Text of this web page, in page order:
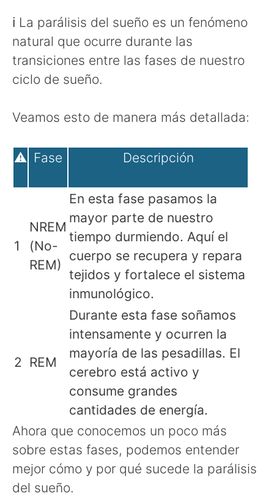
ℹ La parálisis del sueño es un fenómeno
natural que ocurre durante las
transiciones entre las fases de nuestro
ciclo de sueño.
Veamos esto de manera más detallada:
⚠ Fase Descripción
1
NREM
(No-
REM)
En esta fase pasamos la
mayor parte de nuestro
tiempo durmiendo. Aquí el
cuerpo se recupera y repara
tejidos y fortalece el sistema
inmunológico.
2 REM
Durante esta fase soñamos
intensamente y ocurren la
mayoría de las pesadillas. El
cerebro está activo y
consume grandes
cantidades de energía.
Ahora que conocemos un poco más
sobre estas fases, podemos entender
mejor cómo y por qué sucede la parálisis
del sueño.